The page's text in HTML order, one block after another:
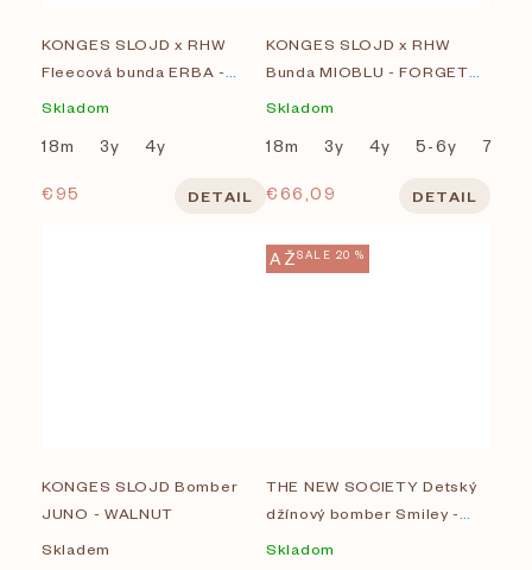
KONGES SLOJD x RHW
Fleecová bunda ERBA -
Skladom
18m 3y 4y
€95 DETAIL
KONGES SLOJD x RHW
Bunda MIOBLU - FORGET
Skladom
18m 3y 4y 5-6y 7-8Y
€66,09 DETAIL
KONGES SLOJD Bomber
JUNO - WALNUT
Skladem
AŽSALE 20 %
THE NEW SOCIETY Detský
džínový bomber Smiley -
Skladom